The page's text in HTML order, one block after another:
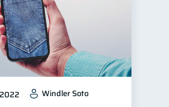
2
1
1
Pareja 1
Windler Soto